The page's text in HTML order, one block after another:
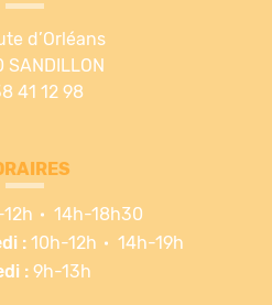
d’Orléans
SANDILLON
41 12 98
14h-18h30
: 10h-12h
14h-19h
: 9h-13h